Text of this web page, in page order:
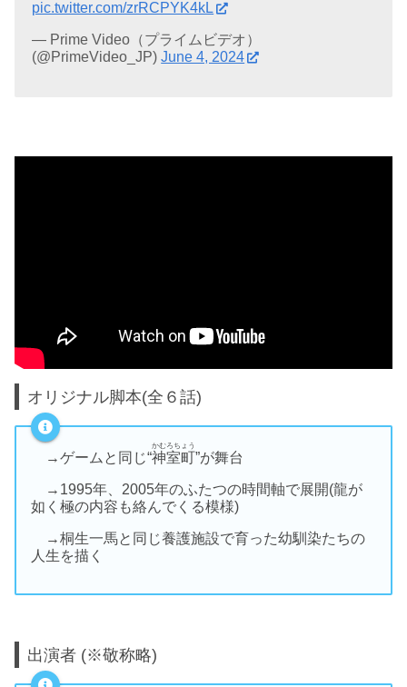
pic.twitter.com/zrRCPYK4kL
— Prime Video（プライムビデオ）
(@PrimeVideo_JP)June 4, 2024
オリジナル脚本(全６話)
→ゲームと同じ“神室町
かむろちょう
”が舞台
→1995年、2005年のふたつの時間軸で展開(龍が
如く極の内容も絡んでくる模様)
→桐生一馬と同じ養護施設で育った幼馴染たちの
人生を描く
出演者 (※敬称略)